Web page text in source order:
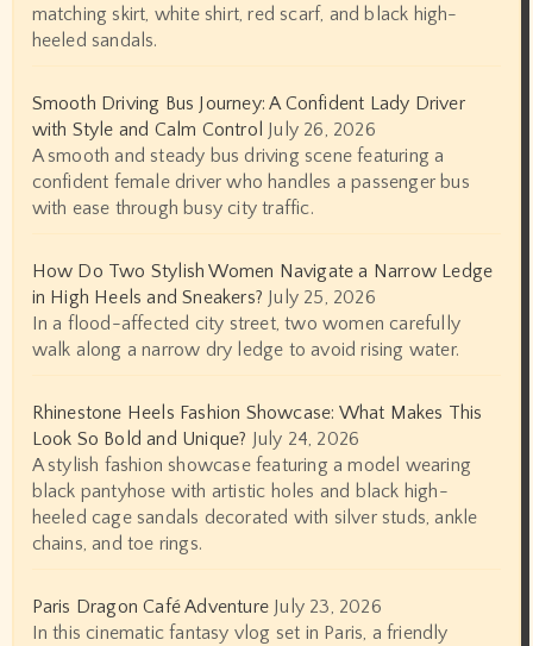
matching skirt, white shirt, red scarf, and black high-
heeled sandals.
Smooth Driving Bus Journey: A Confident Lady Driver
with Style and Calm Control July 26, 2026
A smooth and steady bus driving scene featuring a
confident female driver who handles a passenger bus
with ease through busy city traffic.
How Do Two Stylish Women Navigate a Narrow Ledge
in High Heels and Sneakers? July 25, 2026
In a flood-affected city street, two women carefully
walk along a narrow dry ledge to avoid rising water.
Rhinestone Heels Fashion Showcase: What Makes This
Look So Bold and Unique? July 24, 2026
A stylish fashion showcase featuring a model wearing
black pantyhose with artistic holes and black high-
heeled cage sandals decorated with silver studs, ankle
chains, and toe rings.
Paris Dragon Café Adventure July 23, 2026
In this cinematic fantasy vlog set in Paris, a friendly